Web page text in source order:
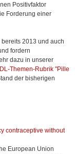
Positivfaktor
Forderung einer
2013 und auch
fordern
dazu in unserer
Themen-Rubrik "Pille
der bisherigen
contraceptive without
European Union